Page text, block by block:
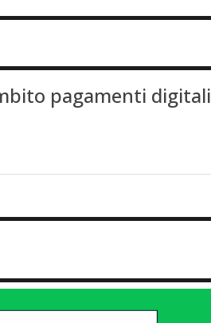
pagamenti digitali